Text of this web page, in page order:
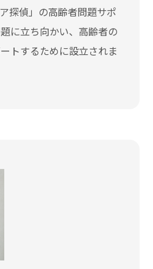
探偵」の高齢者問題サポ
に立ち向かい、高齢者の
トするために設立されま